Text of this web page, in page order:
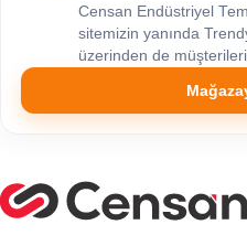
Censan Endüstriyel
sitemizin yanında
üzerinden de